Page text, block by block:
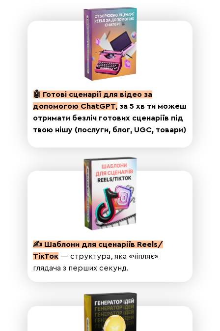
🤖 Готові сценарії для відео за
допомогою ChatGPT, за 5 хв ти можеш
отримати безліч готових сценаріїв під
твою нішу (послуги, блог, UGC, товари)
✍️ Шаблони для сценаріїв Reels/
ТікТок — структура, яка «чіпляє»
глядача з перших секунд.